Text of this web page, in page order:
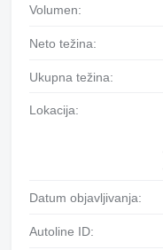
Volumen:
Neto težina:
Ukupna težina:
Lokacija:
Datum objavljivanja:
Autoline ID: